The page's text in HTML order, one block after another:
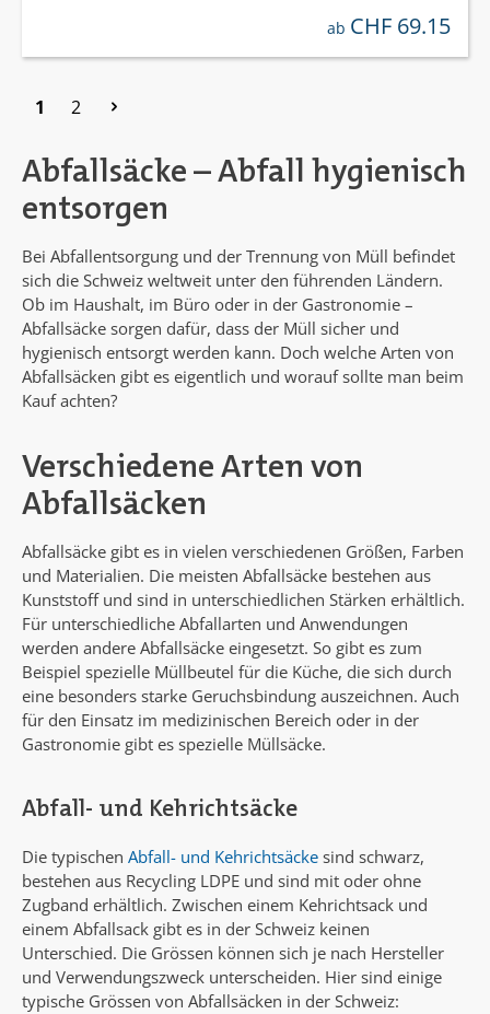
regulärer preis:
ab CHF 69.15
Seite
1 Seite
2
Abfallsäcke – Abfall hygienisch
entsorgen
Bei Abfallentsorgung und der Trennung von Müll befindet
sich die Schweiz weltweit unter den führenden Ländern.
Ob im Haushalt, im Büro oder in der Gastronomie –
Abfallsäcke sorgen dafür, dass der Müll sicher und
hygienisch entsorgt werden kann. Doch welche Arten von
Abfallsäcken gibt es eigentlich und worauf sollte man beim
Kauf achten?
Verschiedene Arten von
Abfallsäcken
Abfallsäcke gibt es in vielen verschiedenen Größen, Farben
und Materialien. Die meisten Abfallsäcke bestehen aus
Kunststoff und sind in unterschiedlichen Stärken erhältlich.
Für unterschiedliche Abfallarten und Anwendungen
werden andere Abfallsäcke eingesetzt. So gibt es zum
Beispiel spezielle Müllbeutel für die Küche, die sich durch
eine besonders starke Geruchsbindung auszeichnen. Auch
für den Einsatz im medizinischen Bereich oder in der
Gastronomie gibt es spezielle Müllsäcke.
Abfall- und Kehrichtsäcke
Die typischen Abfall- und Kehrichtsäcke sind schwarz,
bestehen aus Recycling LDPE und sind mit oder ohne
Zugband erhältlich. Zwischen einem Kehrichtsack und
einem Abfallsack gibt es in der Schweiz keinen
Unterschied. Die Grössen können sich je nach Hersteller
und Verwendungszweck unterscheiden. Hier sind einige
typische Grössen von Abfallsäcken in der Schweiz: